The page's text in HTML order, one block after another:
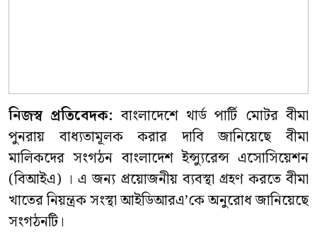
নিজস্ব প্রতিবেদক: বাংলাদেশে থার্ড পার্টি মোটর বীমা
পুনরায় বাধ্যতামূলক করার দাবি জানিয়েছে বীমা
মালিকদের সংগঠন বাংলাদেশ ইন্স্যুরেন্স এসোসিয়েশন
(বিআইএ) । এ জন্য প্রয়োজনীয় ব্যবস্থা গ্রহণ করতে বীমা
খাতের নিয়ন্ত্রক সংস্থা আইডিআরএ’কে অনুরোধ জানিয়েছে
সংগঠনটি।